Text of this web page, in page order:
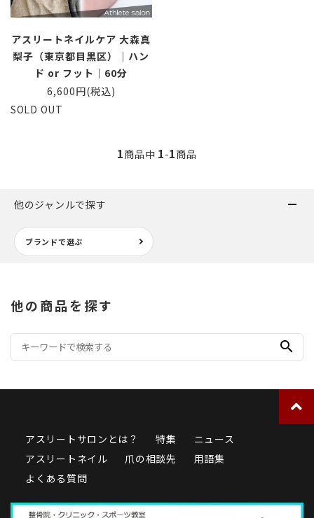
アスリートネイルケア 大森真
梨子（東京都目黒区）｜ハン
ド or フット｜60分
6,600円(税込)
SOLD OUT
1商品中 1-1商品
他のジャンルで探す
ブランドで選ぶ
他の商品を探す
search
アスリートサロンとは？ 特集
ニュース
アスリートネイル
爪の相談先
用語集
よくある質問